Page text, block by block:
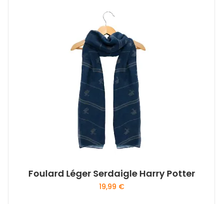
Foulard Léger Serdaigle Harry Potter
19,99 €